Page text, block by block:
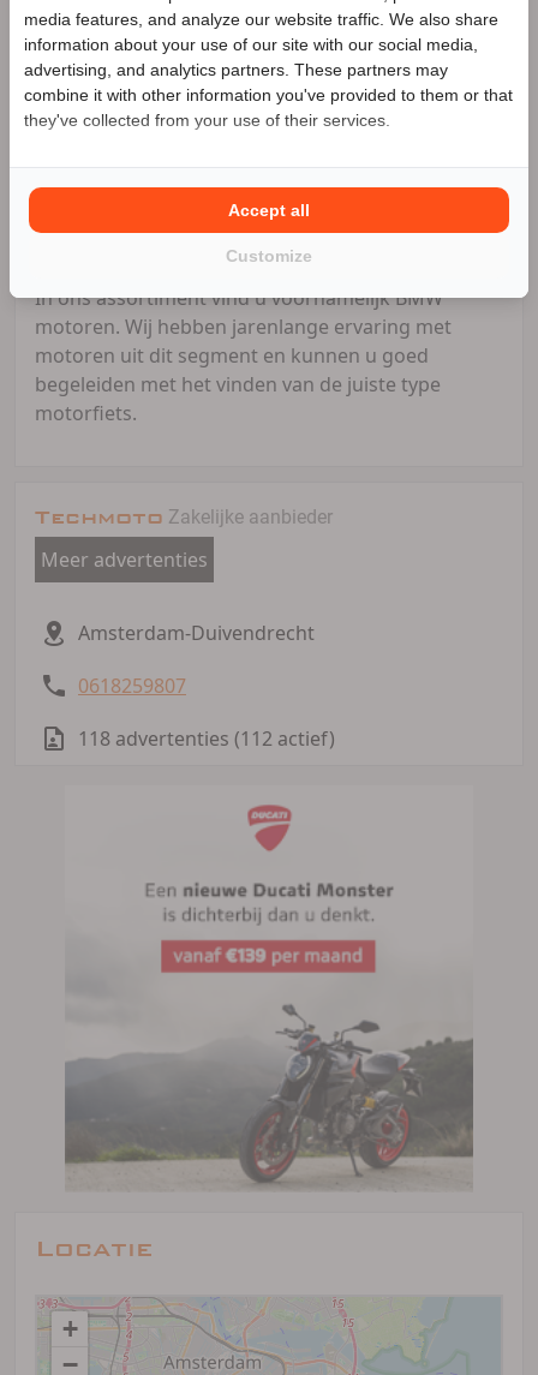
Techmoto is een jong en dynamisch bedrijf dat de
focus legt op kwalitatief hoogwaardige motoren.
Alle motoren die wij aanbieden hebben geen
schadeverleden, pekelschade en/of onjuiste
tellerstanden. De motoren worden door een
juistheid en daar nemen wij ruim de tijd voor.
Techmoto geeft altijd 3 maanden garantie op alle
motoren.
In ons assortiment vind u voornamelijk BMW
motoren. Wij hebben jarenlange ervaring met
motoren uit dit segment en kunnen u goed
begeleiden met het vinden van de juiste type
motorfiets.
Techmoto Zakelijke aanbieder
Meer advertenties
Amsterdam-Duivendrecht
0618259807
118 advertenties (112 actief)
Locatie
+
−
Benieuwd naar de speciale Motor2go prijs? Bel
0618259807
media features, and analyze our website traffic. We also share
information about your use of our site with our social media,
advertising, and analytics partners. These partners may
combine it with other information you've provided to them or that
they've collected from your use of their services.
Customize
Accept all